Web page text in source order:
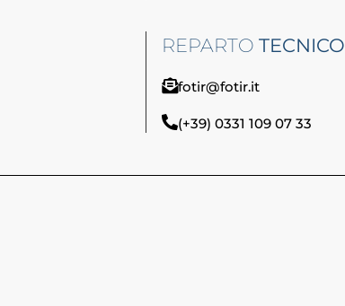
REPARTO TECNICO
fotir@fotir.it
(+39) 0331 109 07 33